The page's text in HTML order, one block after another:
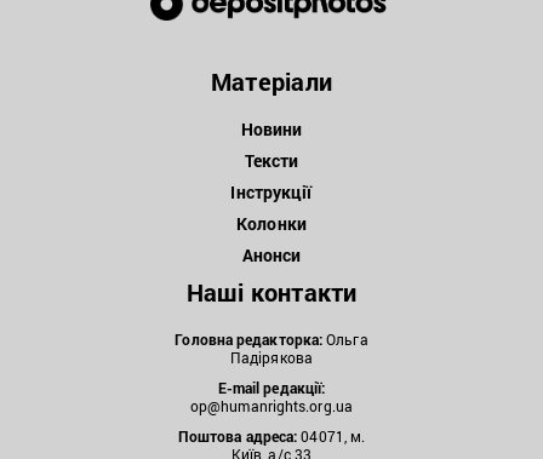
Матеріали
Новини
Тексти
Інструкції
Колонки
Анонси
Наші контакти
Головна редакторка:Ольга
Падірякова
E-mail редакції:
op@humanrights.org.ua
Поштова адреса:04071, м.
Київ, а/с 33